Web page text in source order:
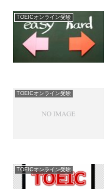
TOEICオンライン受験
TOEICオンライン受験
TOEICオンライン受験